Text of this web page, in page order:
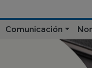
Comunicación